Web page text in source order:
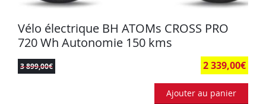
Vélo électrique BH ATOMs CROSS PRO
720 Wh Autonomie 150 kms
3 899,00€ 2 339,00€
Ajouter au panier